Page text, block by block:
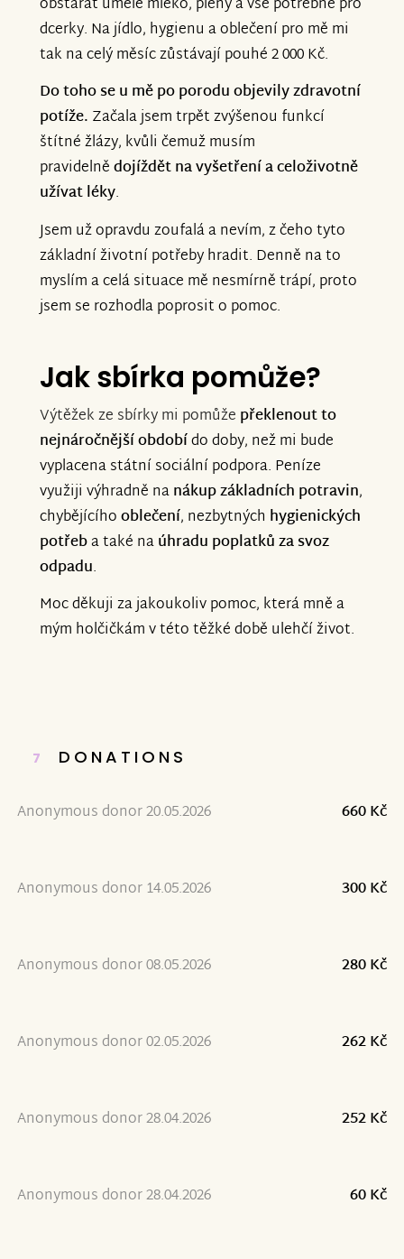
dcerky. Na jídlo, hygienu a oblečení pro mě mi
tak na celý měsíc zůstávají pouhé 2 000 Kč.
Do toho se u mě po porodu objevily zdravotní
potíže. Začala jsem trpět zvýšenou funkcí
štítné žlázy, kvůli čemuž musím
pravidelnědojíždět na vyšetření a celoživotně
užívat léky.
Jsem už opravdu zoufalá a nevím, z čeho tyto
základní životní potřeby hradit. Denně na to
myslím a celá situace mě nesmírně trápí, proto
jsem se rozhodla poprosit o pomoc.
Jak sbírka pomůže?
Výtěžek ze sbírky mi pomůže překlenout to
nejnáročnější obdobído doby, než mi bude
vyplacena státní sociální podpora. Peníze
využiji výhradně nanákup základních potravin,
chybějícíhooblečení, nezbytných hygienických
potřeba také naúhradu poplatků za svoz
odpadu.
Moc děkuji za jakoukoliv pomoc, která mně a
mým holčičkám v této těžké době ulehčí život.
7 DONATIONS
Anonymous donor 20.05.2026 660 Kč
Anonymous donor 14.05.2026 300 Kč
Anonymous donor 08.05.2026 280 Kč
Anonymous donor 02.05.2026 262 Kč
Anonymous donor 28.04.2026 252 Kč
Anonymous donor 28.04.2026 60 Kč